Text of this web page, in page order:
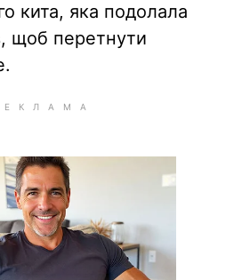
кита, яка подолала
щоб перетнути